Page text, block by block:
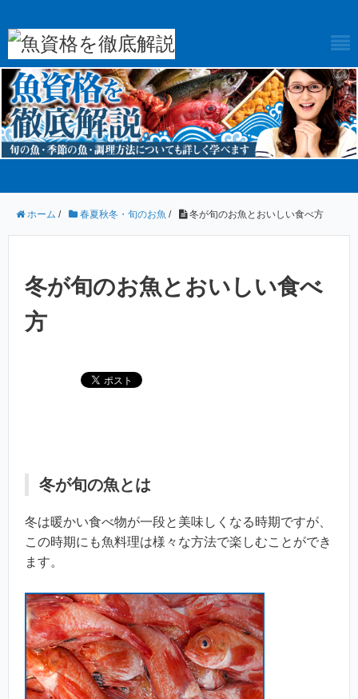
ホーム / 春夏秋冬・旬のお魚 / 冬が旬のお魚とおいしい食べ方
冬が旬のお魚とおいしい食べ
方
冬が旬の魚とは
冬は暖かい食べ物が一段と美味しくなる時期ですが、
この時期にも魚料理は様々な方法で楽しむことができ
ます。